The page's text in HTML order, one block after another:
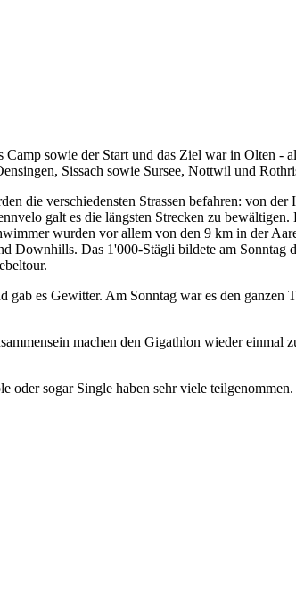
sowie der Start und das Ziel war in Olten -
Sissach sowie Sursee, Nottwil und
die verschiedensten Strassen befahren: von der
galt es die längsten Strecken zu bewältigen.
wurden vor allem von den 9 km in der
Downhills. Das 1'000-Stägli bildete am Sonntag
gab es Gewitter. Am Sonntag war es den
machen den Gigathlon wieder einmal
sogar Single haben sehr viele